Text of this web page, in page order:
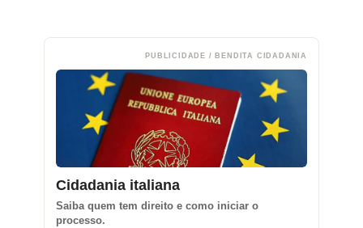
PUBLICIDADE / BENDITA CIDADANIA
Cidadania italiana
Saiba quem tem direito e como iniciar o
processo.